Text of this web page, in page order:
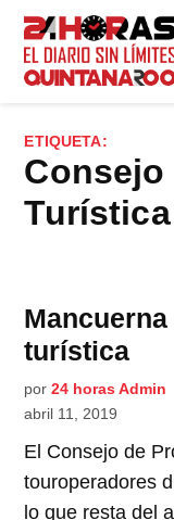
Saltar
contenido
ETIQUETA:
Consejo de Promoción
turística
por 24 horas Admin
abril 11, 2019
El Consejo de
touroperadores
lo que resta del